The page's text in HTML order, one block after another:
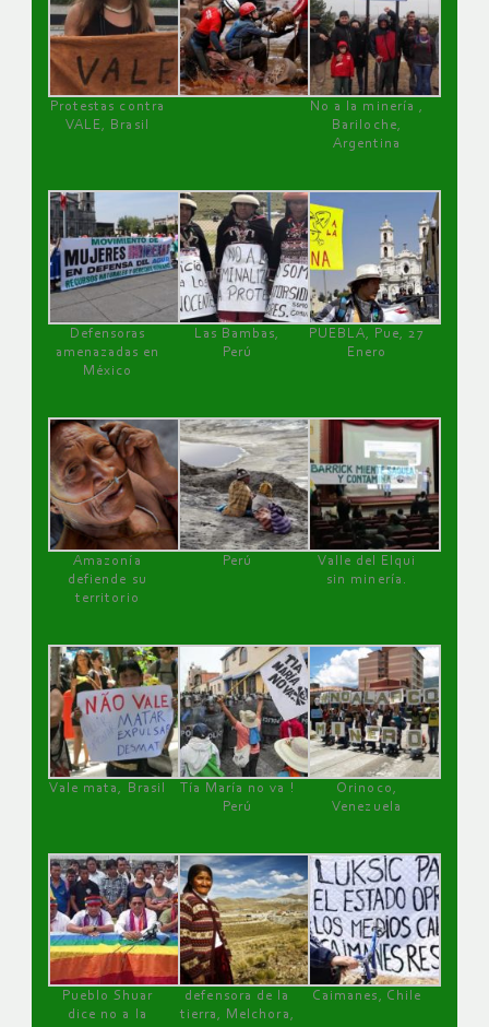
Protestas contra
VALE, Brasil
No a la minería ,
Bariloche,
Argentina
Defensoras
amenazadas en
México
Las Bambas,
Perú
PUEBLA, Pue, 27
Enero
Amazonía
defiende su
territorio
Perú
Valle del Elqui
sin minería.
Vale mata, Brasil
Tía María no va !
Perú
Orinoco,
Venezuela
Pueblo Shuar
dice no a la
defensora de la
tierra, Melchora,
Caimanes, Chile